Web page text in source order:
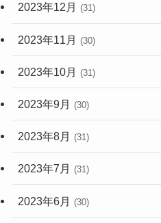
2023年12月 (31)
2023年11月 (30)
2023年10月 (31)
2023年9月 (30)
2023年8月 (31)
2023年7月 (31)
2023年6月 (30)